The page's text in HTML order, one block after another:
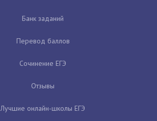
Банк заданий
Перевод баллов
Сочинение ЕГЭ
Отзывы
Лучшие онлайн-школы ЕГЭ